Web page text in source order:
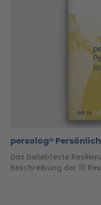
persolog®
Das beliebteste
Beschreibung der 10